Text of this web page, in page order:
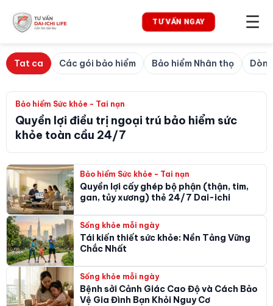
TƯ VẤN NGAY ☰
Tat ca Các gói bảo hiểm Bảo hiểm Nhân thọ
Bảo hiểm Sức khỏe - Tai nạn
Quyền lợi điều trị ngoại trú bảo hiểm sức
khỏe toàn cầu 24/7
Bảo hiểm Sức khỏe - Tai nạn
Quyền lợi cấy ghép bộ phận (thận, tim,
gan, tủy xương) thẻ 24/7 Dai-ichi
Sống khỏe mỗi ngày
Tái kiến thiết sức khỏe: Nền Tảng Vững
Chắc Nhất
Sống khỏe mỗi ngày
Bệnh sởi Cảnh Giác Cao Độ và Cách Bảo
Vệ Gia Đình Bạn Khỏi Nguy Cơ